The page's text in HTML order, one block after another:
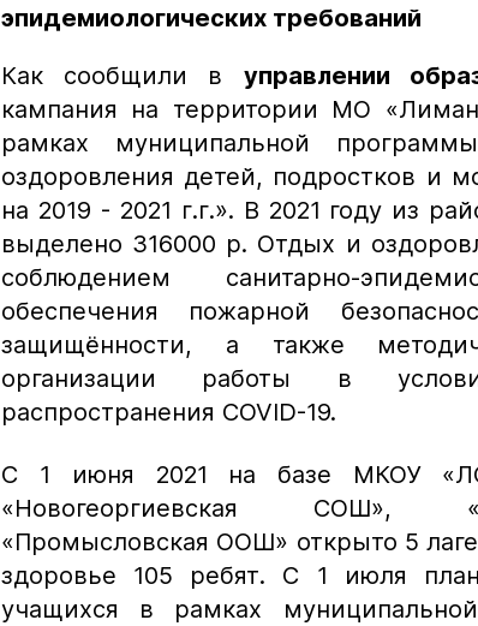
эпидемиологических требований
Как сообщили в управлении
кампания на территории МО
рамках муниципальной
оздоровления детей, подростков и
на 2019 - 2021 г.г.». В 2021 году из
выделено 316000 р. Отдых и
соблюдением санитарно-
обеспечения пожарной
защищённости, а также
организации работы в
распространения COVID-19.
С 1 июня 2021 на базе МКОУ
«Новогеоргиевская СОШ»,
«Промысловская ООШ» открыто 5
здоровье 105 ребят. С 1 июля
учащихся в рамках